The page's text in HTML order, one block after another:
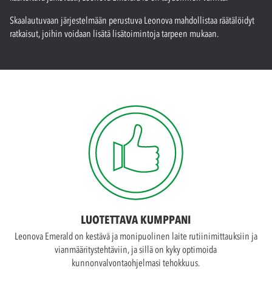
Skaalautuvaan järjestelmään perustuva Leonova mahdollistaa räätälöidyt
ratkaisut, joihin voidaan lisätä lisätoimintoja tarpeen mukaan.
LUOTETTAVA KUMPPANI
Leonova Emerald on kestävä ja monipuolinen laite rutiinimittauksiin ja
vianmääritystehtäviin, ja sillä on kyky optimoida
kunnonvalvontaohjelmasi tehokkuus.